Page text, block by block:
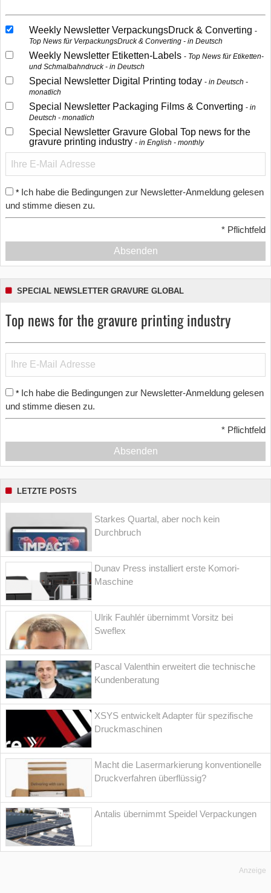
Weekly Newsletter VerpackungsDruck & Converting
Top News für VerpackungsDruck & Converting - in Deutsch
Weekly Newsletter Etiketten-Labels
Top News für Etiketten-
und Schmalbahndruck - in Deutsch
Special Newsletter Digital Printing today
in Deutsch -
monatlich
Special Newsletter Packaging Films & Converting
in
Deutsch - monatlich
Special Newsletter Gravure Global Top news for the
gravure printing industry
in English - monthly
* Ich habe die Bedingungen zur Newsletter-Anmeldung gelesen
und stimme diesen zu.
* Pflichtfeld
Absenden
SPECIAL NEWSLETTER GRAVURE GLOBAL
Top news for the gravure printing industry
* Ich habe die Bedingungen zur Newsletter-Anmeldung gelesen
und stimme diesen zu.
* Pflichtfeld
Absenden
LETZTE POSTS
Starkes Quartal, aber noch kein
Durchbruch
Dunav Press installiert erste Komori-
Maschine
Ulrik Fauhlér übernimmt Vorsitz bei
Sweflex
Pascal Valenthin erweitert die technische
Kundenberatung
XSYS entwickelt Adapter für spezifische
Druckmaschinen
Macht die Lasermarkierung konventionelle
Druckverfahren überflüssig?
Antalis übernimmt Speidel Verpackungen
Anzeige